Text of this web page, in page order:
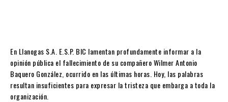
En Llanogas S.A. E.S.P. BIC lamentan profundamente informar a la
opinión pública el fallecimiento de su compañero Wilmer Antonio
Baquero González, ocurrido en las últimas horas. Hoy, las palabras
resultan insuficientes para expresar la tristeza que embarga a toda la
organización.